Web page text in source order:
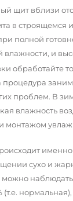
щит вблизи
в
полной
влажности, и
обработайте
проблем. В
влажность
монтажом
сухо и
наблюдать
(т.е.